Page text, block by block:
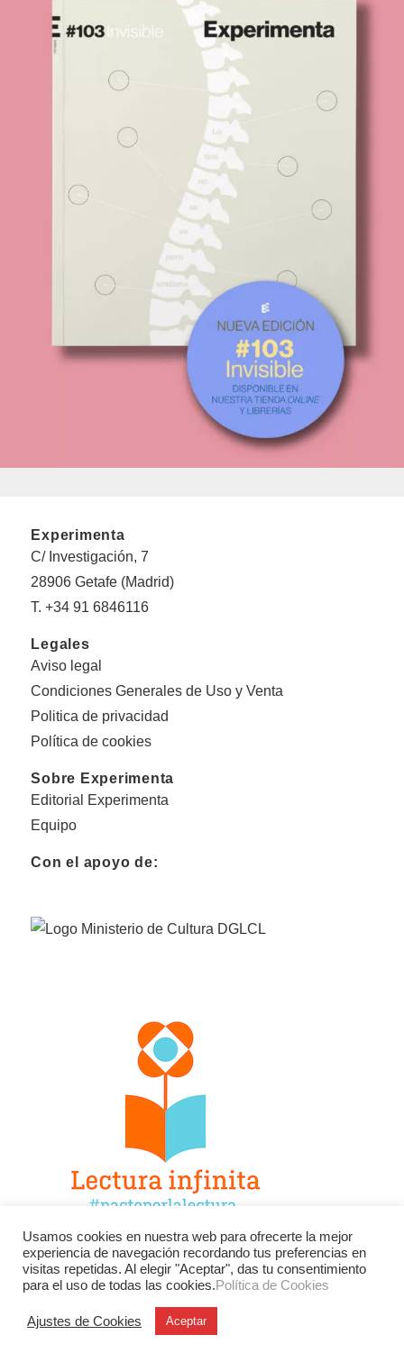
Experimenta
C/ Investigación, 7
28906 Getafe (Madrid)
T. +34 91 6846116
Legales
Aviso legal
Condiciones Generales de Uso y Venta
Politica de privacidad
Política de cookies
Sobre Experimenta
Editorial Experimenta
Equipo
Con el apoyo de:
Facebook Twitter
Instagram
YouTube
LinkedIn Contacto
Usamos cookies en nuestra web para ofrecerte la mejor
experiencia de navegación recordando tus preferencias en
visitas repetidas. Al elegir "Aceptar", das tu consentimiento
para el uso de todas las cookies.Política de Cookies
Ajustes de Cookies Aceptar